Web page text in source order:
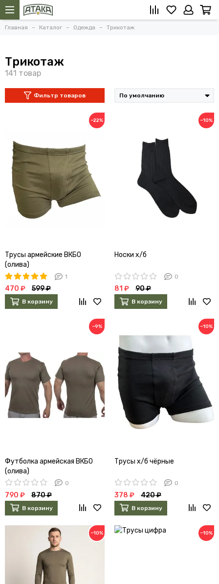
Главная Каталог Одежда Трикотаж
Трикотаж
Фильтр товаров
−22%
Трусы армейские ВКБО
(олива)
1
470 ₽ 599 ₽
В корзину
−10%
Носки х/б
0
81 ₽ 90 ₽
В корзину
−9%
Футболка армейская ВКБО
(олива)
0
790 ₽ 870 ₽
В корзину
−10%
Трусы х/б чёрные
0
378 ₽ 420 ₽
В корзину
−10% −10%